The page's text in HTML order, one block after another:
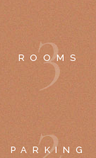
3
ROOMS
2
PARKING